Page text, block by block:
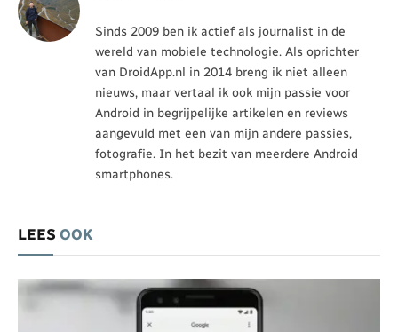
Sinds 2009 ben ik actief als journalist in de
wereld van mobiele technologie. Als oprichter
van DroidApp.nl in 2014 breng ik niet alleen
nieuws, maar vertaal ik ook mijn passie voor
Android in begrijpelijke artikelen en reviews
aangevuld met een van mijn andere passies,
fotografie. In het bezit van meerdere Android
smartphones.
LEES OOK